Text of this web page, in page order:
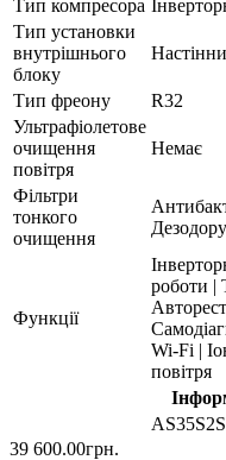
Тип компресора
Тип установки
внутрішнього
блоку
Тип фреону
R32
Ультрафіолетове
очищення
повітря
Немає
Фільтри
тонкого
очищення
Функції
роботи |
Wi-Fi |
повітря
39 600.00грн.